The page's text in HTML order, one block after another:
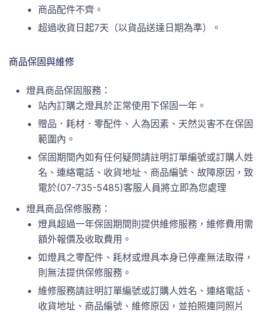
商品配件不齊。
超過收貨日起7天（以貨品送達日期為準）。
商品保固與維修
燈具商品保固服務：
站內訂購之燈具於正常使用下保固一年。
贈品．耗材．零配件、人為因素、天然災害不在保固
範圍內。
保固期間內如有任何疑問請註明訂單編號或訂購人姓
名、連絡電話、收貨地址、商品編號、故障原因，致
電於(07-735-5485)客服人員將立即為您處理
燈具商品保修服務：
燈具超過一年保固期間則提供維修服務，維修費用需
額外報價及收取費用。
如燈具之零配件、耗材或燈具本身已停產無法取得，
則無法提供保修服務。
維修服務請註明訂單編號或訂購人姓名、連絡電話、
收貨地址、商品編號、維修原因，並拍照連同照片